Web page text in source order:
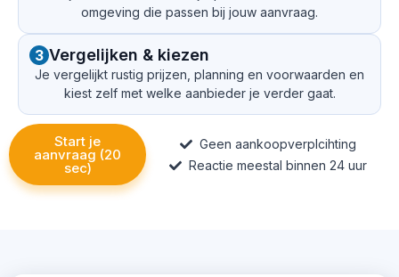
omgeving die passen bij jouw aanvraag.
3 Vergelijken & kiezen
Je vergelijkt rustig prijzen, planning en voorwaarden en
kiest zelf met welke aanbieder je verder gaat.
Start je
aanvraag (20
sec)
Geen aankoopverplcihting
Reactie meestal binnen 24 uur